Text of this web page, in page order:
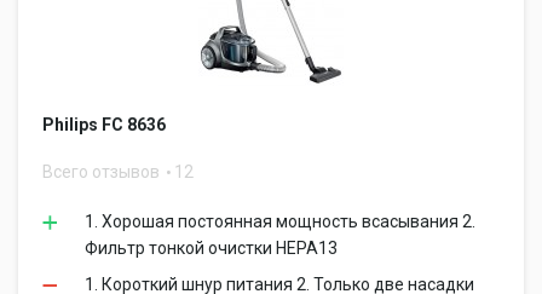
Philips FC 8636
Всего отзывов 12
1. Хорошая постоянная мощность всасывания 2.
Фильтр тонкой очистки НЕРА13
1. Короткий шнур питания 2. Только две насадки